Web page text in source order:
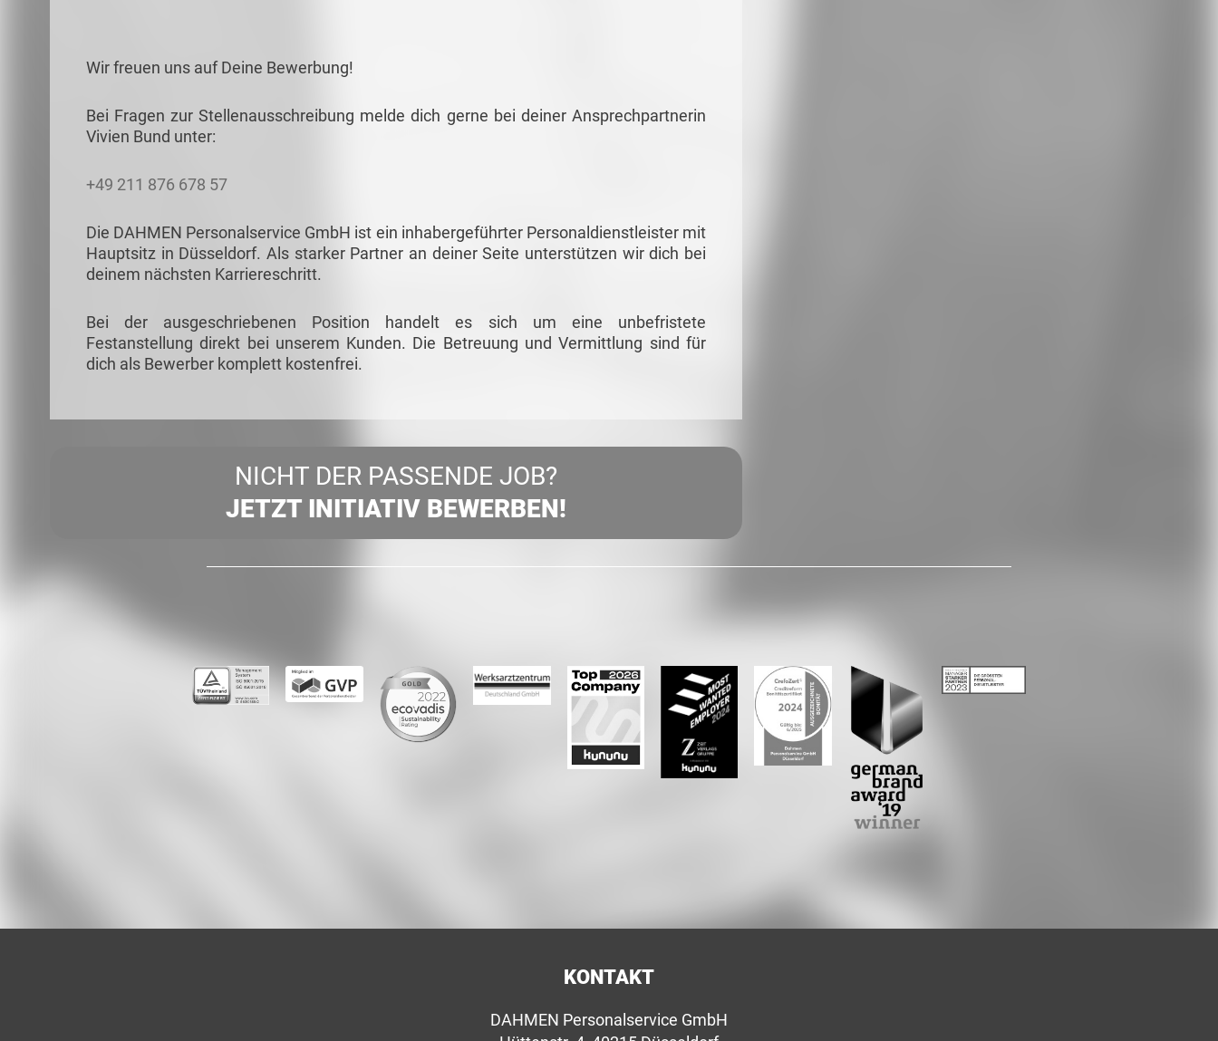
Wir freuen uns auf Deine Bewerbung!
Bei Fragen zur Stellenausschreibung melde dich gerne bei deiner Ansprechpartnerin
Vivien Bund unter:
+49 211 876 678 57
Die DAHMEN Personalservice GmbH ist ein inhabergeführter Personaldienstleister mit
Hauptsitz in Düsseldorf. Als starker Partner an deiner Seite unterstützen wir dich bei
deinem nächsten Karriereschritt.
Bei der ausgeschriebenen Position handelt es sich um eine unbefristete
Festanstellung direkt bei unserem Kunden. Die Betreuung und Vermittlung sind für
dich als Bewerber komplett kostenfrei.
NICHT DER PASSENDE JOB?
JETZT INITIATIV BEWERBEN!
KONTAKT
DAHMEN Personalservice GmbH